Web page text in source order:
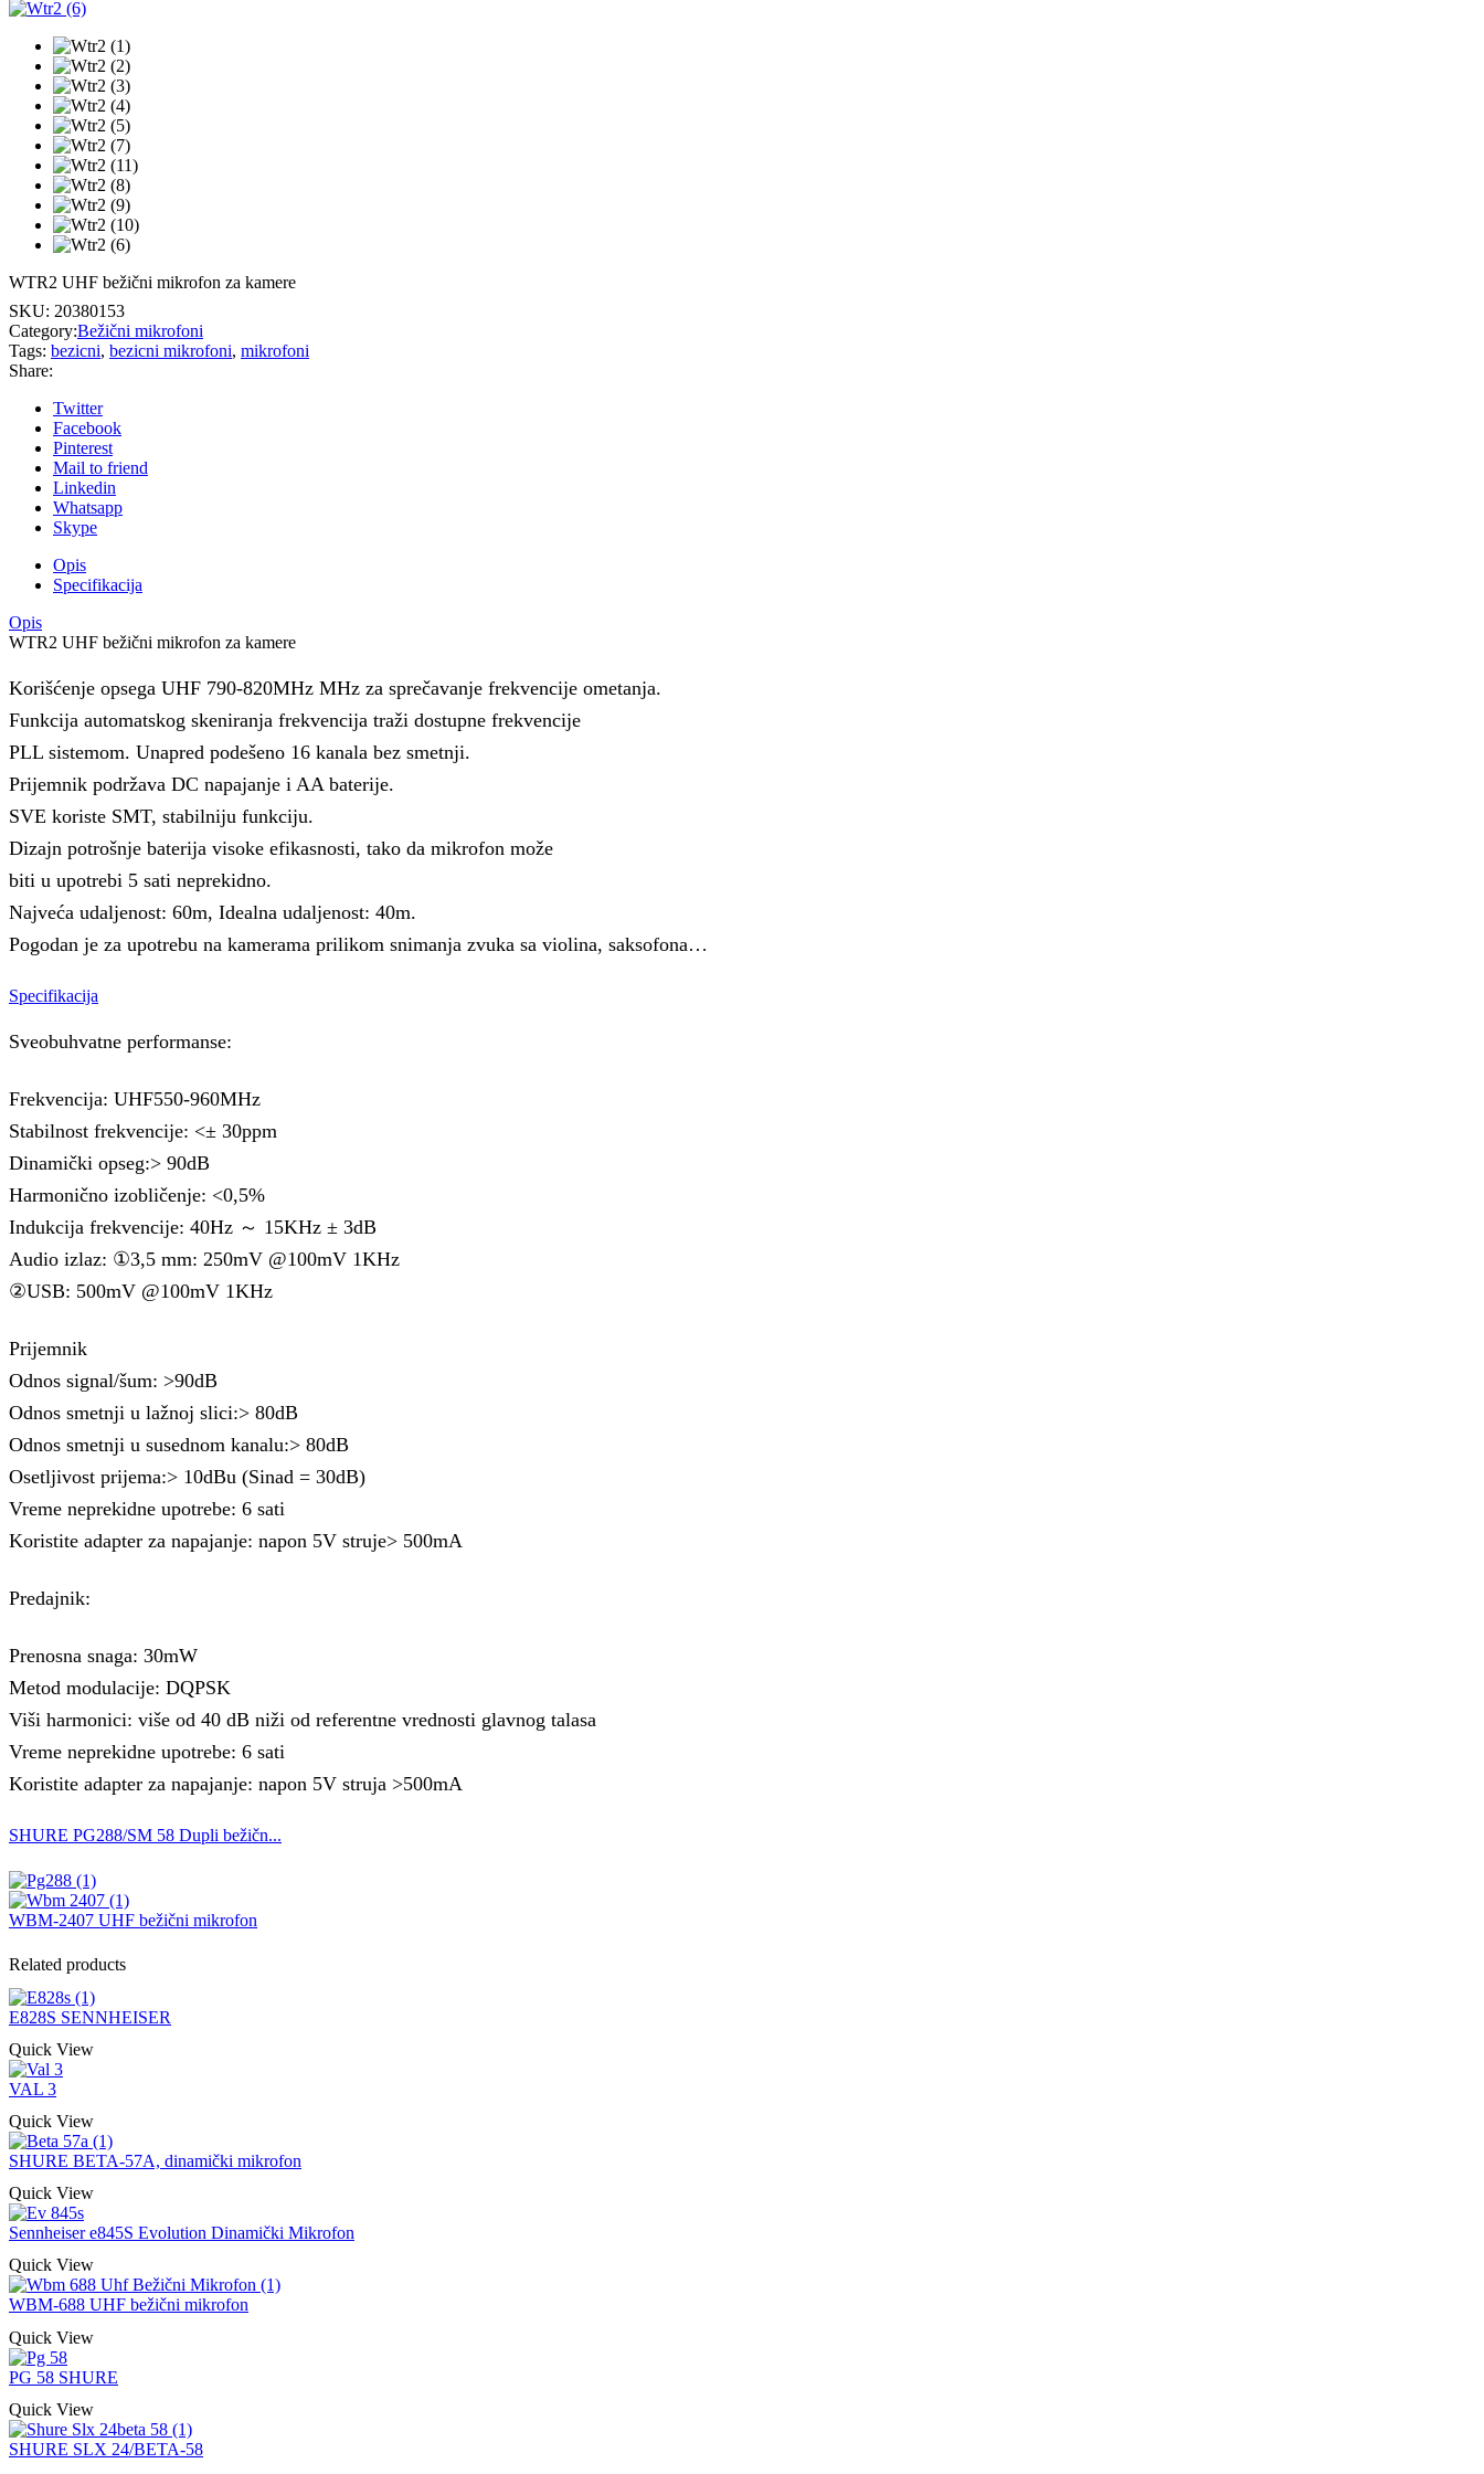
WTR2 UHF bežični mikrofon za kamere
SKU: 20380153
Category:Bežični mikrofoni
Tags: bezicni, bezicni mikrofoni, mikrofoni
Share:
Twitter
Facebook
Pinterest
Mail to friend
Linkedin
Whatsapp
Skype
Opis
Specifikacija
Opis
WTR2 UHF bežični mikrofon za kamere
Korišćenje opsega UHF 790-820MHz MHz za sprečavanje frekvencije ometanja.
Funkcija automatskog skeniranja frekvencija traži dostupne frekvencije
PLL sistemom. Unapred podešeno 16 kanala bez smetnji.
Prijemnik podržava DC napajanje i AA baterije.
SVE koriste SMT, stabilniju funkciju.
Dizajn potrošnje baterija visoke efikasnosti, tako da mikrofon može
biti u upotrebi 5 sati neprekidno.
Najveća udaljenost: 60m, Idealna udaljenost: 40m.
Pogodan je za upotrebu na kamerama prilikom snimanja zvuka sa violina, saksofona…
Specifikacija
Sveobuhvatne performanse:
Frekvencija: UHF550-960MHz
Stabilnost frekvencije: <± 30ppm
Dinamički opseg:> 90dB
Harmonično izobličenje: <0,5%
Indukcija frekvencije: 40Hz ～ 15KHz ± 3dB
Audio izlaz: ①3,5 mm: 250mV @100mV 1KHz
②USB: 500mV @100mV 1KHz
Prijemnik
Odnos signal/šum: >90dB
Odnos smetnji u lažnoj slici:> 80dB
Odnos smetnji u susednom kanalu:> 80dB
Osetljivost prijema:> 10dBu (Sinad = 30dB)
Vreme neprekidne upotrebe: 6 sati
Koristite adapter za napajanje: napon 5V struje> 500mA
Predajnik:
Prenosna snaga: 30mW
Metod modulacije: DQPSK
Viši harmonici: više od 40 dB niži od referentne vrednosti glavnog talasa
Vreme neprekidne upotrebe: 6 sati
Koristite adapter za napajanje: napon 5V struja >500mA
SHURE PG288/SM 58 Dupli bežičn...
WBM-2407 UHF bežični mikrofon
Related products
E828S SENNHEISER
Quick View
VAL 3
Quick View
SHURE BETA-57A, dinamički mikrofon
Quick View
Sennheiser e845S Evolution Dinamički Mikrofon
Quick View
WBM-688 UHF bežični mikrofon
Quick View
PG 58 SHURE
Quick View
SHURE SLX 24/BETA-58